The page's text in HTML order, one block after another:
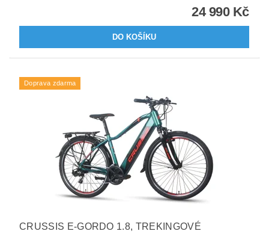
24 990 Kč
Doprava zdarma
CRUSSIS E-GORDO 1.8, TREKINGOVÉ